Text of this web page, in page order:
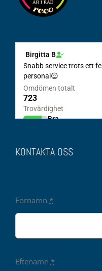
KONTAKTA OSS
Förnamn *
Eftenamn *